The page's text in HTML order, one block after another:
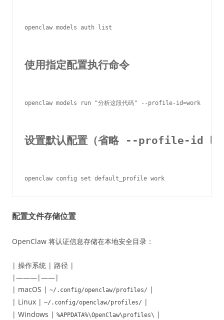
openclaw models auth list
使用指定配置执行命令
openclaw models run "分析这段代码" --profile-id=work
设置默认配置（省略 --profile-id 时
配置文件存储位置
OpenClaw 将认证信息存储在本地安全目录：
| 操作系统 | 路径 |
|———|——|
| macOS | ~/.config/openclaw/profiles/ |
| Linux | ~/.config/openclaw/profiles/ |
| Windows | %APPDATA%\OpenClaw\profiles\ |